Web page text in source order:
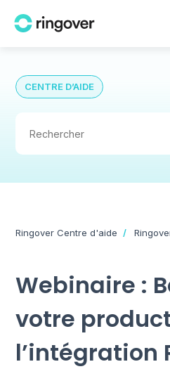
CENTRE D’AIDE
Ringover Centre d'aide
Webinaire :
votre
l’intégration